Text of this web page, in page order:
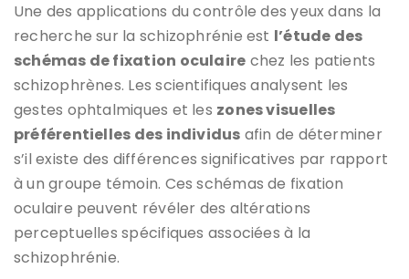
Une des applications du contrôle des yeux dans la
recherche sur la schizophrénie est l’étude des
schémas de fixation oculaire chez les patients
schizophrènes. Les scientifiques analysent les
gestes ophtalmiques et les zones visuelles
préférentielles des individus afin de déterminer
s’il existe des différences significatives par rapport
à un groupe témoin. Ces schémas de fixation
oculaire peuvent révéler des altérations
perceptuelles spécifiques associées à la
schizophrénie.